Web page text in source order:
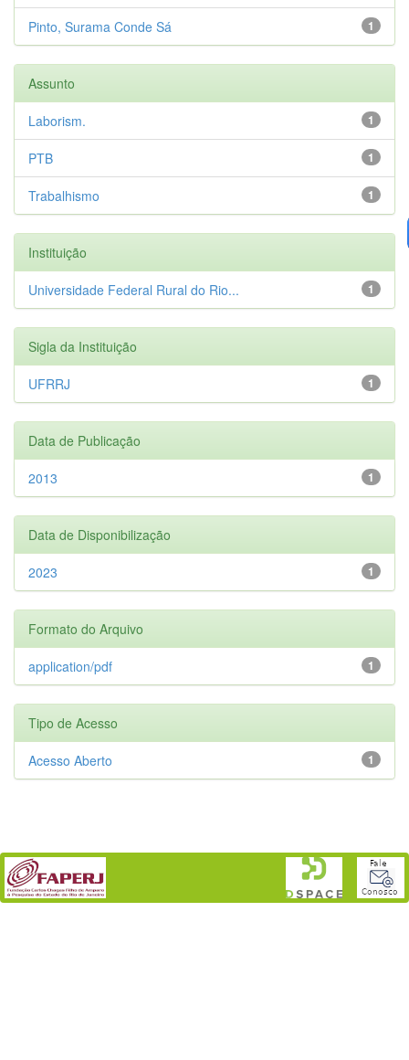
1
Pinto, Surama Conde Sá
Assunto
1
Laborism.
1
PTB
1
Trabalhismo
Instituição
1
Universidade Federal Rural do Rio...
Sigla da Instituição
1
UFRRJ
Data de Publicação
1
2013
Data de Disponibilização
1
2023
Formato do Arquivo
1
application/pdf
Tipo de Acesso
1
Acesso Aberto